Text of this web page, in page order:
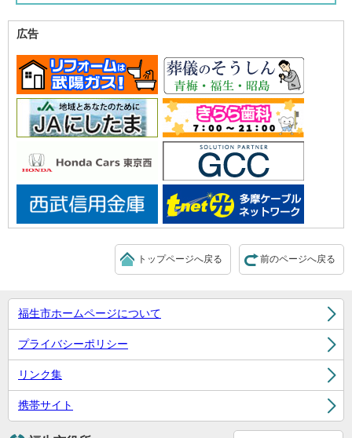
広告
前のページへ戻る
トップページへ戻る
福生市ホームページについて
プライバシーポリシー
リンク集
携帯サイト